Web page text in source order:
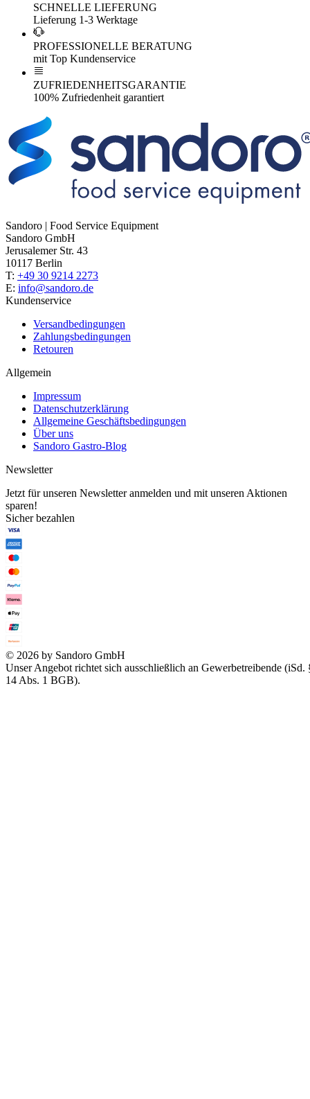
SCHNELLE LIEFERUNG
Lieferung 1-3 Werktage
PROFESSIONELLE BERATUNG
mit Top Kundenservice
ZUFRIEDENHEITSGARANTIE
100% Zufriedenheit garantiert
Sandoro | Food Service Equipment
Sandoro GmbH
Jerusalemer Str. 43
10117 Berlin
T: +49 30 9214 2273
E: info@sandoro.de
Kundenservice
Versandbedingungen
Zahlungsbedingungen
Retouren
Allgemein
Impressum
Datenschutzerklärung
Allgemeine Geschäftsbedingungen
Über uns
Sandoro Gastro-Blog
Newsletter
Jetzt für unseren Newsletter anmelden und mit unseren Aktionen
sparen!
Sicher bezahlen
© 2026 by Sandoro GmbH
Unser Angebot richtet sich ausschließlich an Gewerbetreibende (iSd.
14 Abs. 1 BGB).